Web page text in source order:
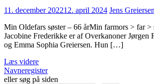
11. december 202212. april 2024 Jens Greiersen
Min Oldefars søster – 66 årMin farmors > far >
Jacobine Frederikke er af Overkanoner Jørgen
og Emma Sophia Greiersen. Hun […]
Læs videre
Navneregister
eller søg på siden